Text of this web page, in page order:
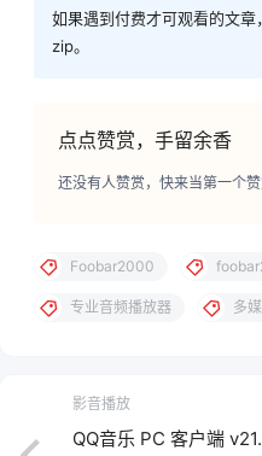
如果遇到付费才可观看的文章
zip。
点点赞赏，手留余香
还没有人赞赏，快来当第一个赞
Foobar2000
专业音频播放器 多
影音播放
QQ音乐 PC 客户端